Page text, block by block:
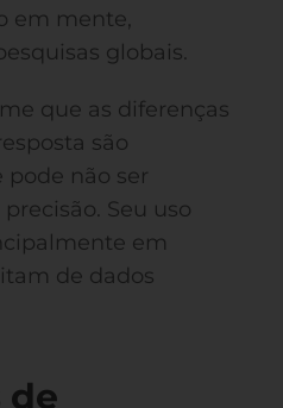
em mente,
globais.
que as diferenças
são
pode não ser
Seu uso
em
de dados
de